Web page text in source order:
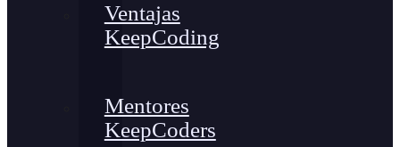
Ventajas
KeepCoding
Mentores
KeepCoders